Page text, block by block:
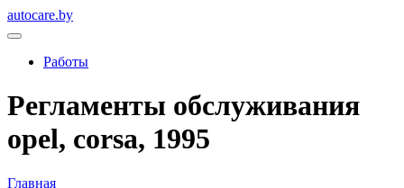
autocare.by
Работы
Регламенты обслуживания
opel, corsa, 1995
Главная